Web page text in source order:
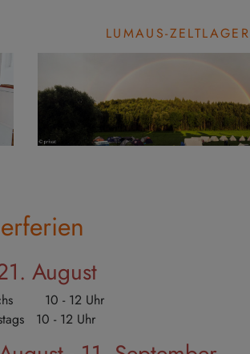
LUMAUS-ZELTLAGER
August
10 - 12 Uhr
10 - 12 Uhr